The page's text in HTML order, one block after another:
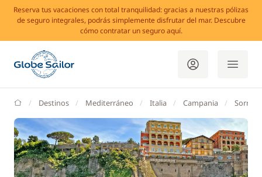
Reserva tus vacaciones con total tranquilidad: gracias a nuestras pólizas
de seguro integrales, podrás simplemente disfrutar del mar. Descubre
cómo contratar un seguro aquí.
GlobeSailor
Destinos Mediterráneo Italia Campania